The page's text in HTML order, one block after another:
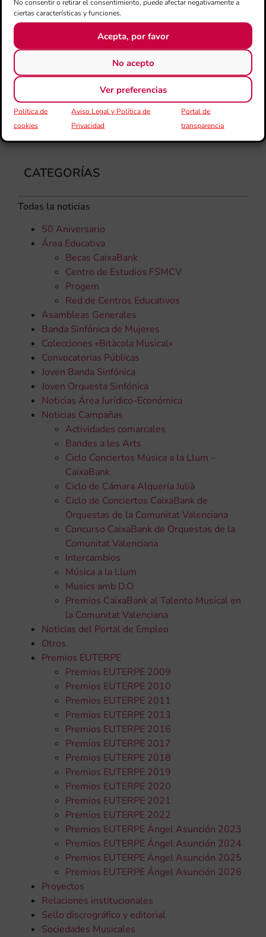
No consentir o retirar el consentimiento, puede afectar negativamente a
ciertas características y funciones.
Acepta, por favor
No acepto
Ver preferencias
Política de
cookies
Aviso Legal y Política de
Privacidad
Portal de
transparencia
CATEGORÍAS
Todas la noticias
50 Aniversario
Área Educativa
Becas CaixaBank
Centro de Estudios FSMCV
Progem
Red de Centros Educativos
Asambleas Generales
Banda Sinfónica de Mujeres
Colecciones «Bitàcola Musical»
Convocatorias Públicas
Joven Banda Sinfónica
Joven Orquesta Sinfónica
Noticias Área Jurídico-Económica
Noticias Campañas
Actividades comarcales
Bandes a les Arts
Ciclo Conciertos Música a la Llum –
CaixaBank
Ciclo de Cámara Alquería Julià
Ciclo de Conciertos CaixaBank de
Orquestas de la Comunitat Valenciana
Concurso CaixaBank de Orquestas de la
Comunitat Valenciana
Intercambios
Música a la Llum
Musics amb D.O.
Premios CaixaBank al Talento Musical en
la Comunitat Valenciana
Noticias del Portal de Empleo
Otros
Premios EUTERPE
Premios EUTERPE 2009
Premios EUTERPE 2010
Premios EUTERPE 2011
Premios EUTERPE 2013
Premios EUTERPE 2016
Premios EUTERPE 2017
Premios EUTERPE 2018
Premios EUTERPE 2019
Premios EUTERPE 2020
Premios EUTERPE 2021
Premios EUTERPE 2022
Premios EUTERPE Ángel Asunción 2023
Premios EUTERPE Ángel Asunción 2024
Premios EUTERPE Ángel Asunción 2025
Premios EUTERPE Ángel Asunción 2026
Proyectos
Relaciones institucionales
Sello discrográfico y editorial
Sociedades Musicales